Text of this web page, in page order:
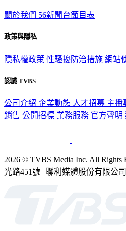
關於我們 56新聞台節目表
政策與隱私
隱私權政策 性騷擾防治措施 網站
認識 TVBS
公司介紹 企業動態 人才招募 主播
銷售 公開招標 業務服務 官方聲明
2026 © TVBS Media Inc. All Rights
光路451號 | 聯利媒體股份有限公司